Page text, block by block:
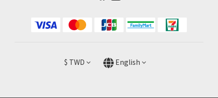
$ TWD English